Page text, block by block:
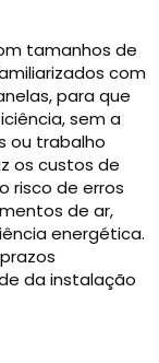
tamanhos de
com
para que
sem a
ou trabalho
os custos de
risco de erros
de ar,
energética.
da instalação